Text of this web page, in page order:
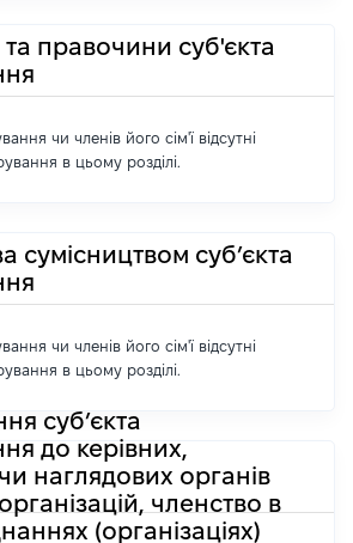
та правочини суб'єкта
чи членів його сім'ї відсутні
в цьому розділі.
сумісництвом суб’єкта
чи членів його сім'ї відсутні
в цьому розділі.
суб’єкта
до керівних,
наглядових органів
членство в
(організаціях)